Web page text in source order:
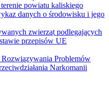
powiatu kaliskiego
danych o środowisku i jego
zwierząt podlegających
przepisów UE
Problemów
Narkomanii